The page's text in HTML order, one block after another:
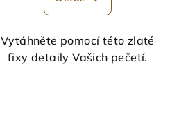
Vytáhněte pomocí této zlaté
fixy detaily Vašich pečetí.